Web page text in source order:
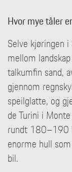
Hvor mye tåler
Selve kjøringen
mellom
talkumfin sand,
gjennom
speilglatte, og
de Turini i
rundt 180–190
enorme hull
bil.